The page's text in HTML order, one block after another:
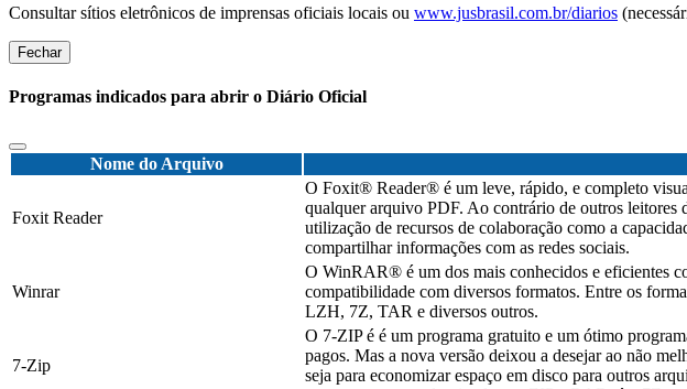
Consultar sítios eletrônicos de imprensas oficiais locais ou www.jusbrasil.com.br/diarios
Fechar
Programas indicados para abrir o Diário Oficial
Nome do Arquivo
Foxit Reader
O Foxit® Reader® é um leve, rápido, e completo
qualquer arquivo PDF. Ao contrário de outros
utilização de recursos de colaboração como a
compartilhar informações com as redes sociais.
Winrar
O WinRAR® é um dos mais conhecidos e eficientes
compatibilidade com diversos formatos. Entre os
LZH, 7Z, TAR e diversos outros.
7-Zip
O 7-ZIP é é um programa gratuito e um ótimo
pagos. Mas a nova versão deixou a desejar ao não
seja para economizar espaço em disco para outros